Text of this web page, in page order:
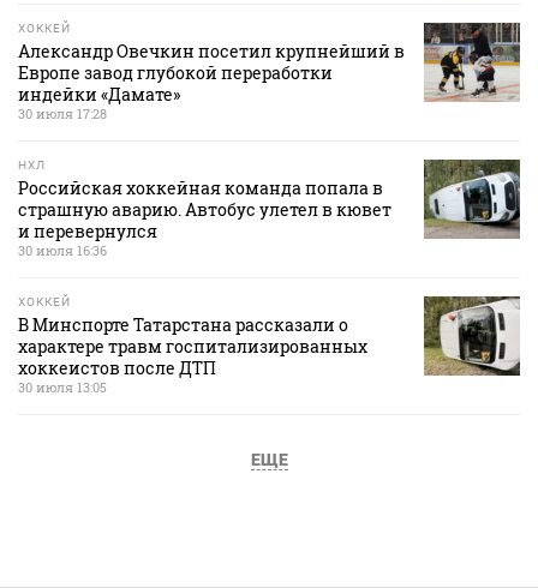
ХОККЕЙ
Александр Овечкин посетил крупнейший в
Европе завод глубокой переработки
индейки «Дамате»
30 июля 17:28
НХЛ
Российская хоккейная команда попала в
страшную аварию. Автобус улетел в кювет
и перевернулся
30 июля 16:36
ХОККЕЙ
В Минспорте Татарстана рассказали о
характере травм госпитализированных
хоккеистов после ДТП
30 июля 13:05
ЕЩЕ